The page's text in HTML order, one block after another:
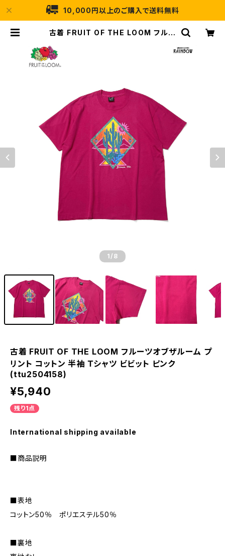
10,000円以上のご購入で送料無料
古着 FRUIT OF THE LOOM フルー
袖 Ｔシャツ ビビット ピンク (ttu250
1 /8
古着 FRUIT OF THE LOOM フルーツオブザルーム プ
リント コットン 半袖 Ｔシャツ ビビット ピンク
(ttu2504158)
¥5,940
残り1点
International shipping available
■商品説明
■表地
コットン50％ ポリエステル50％
■裏地